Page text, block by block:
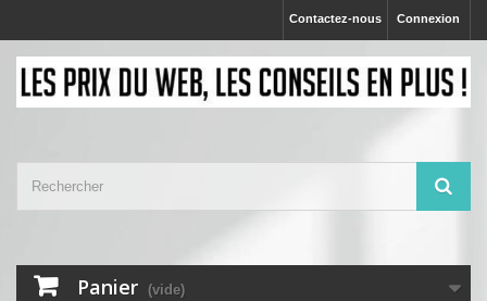
Connexion
Contactez-nous
Panier (vide)